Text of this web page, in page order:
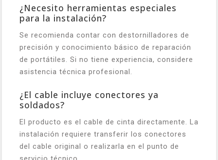
¿Necesito herramientas especiales
para la instalación?
Se recomienda contar con destornilladores de
precisión y conocimiento básico de reparación
de portátiles. Si no tiene experiencia, considere
asistencia técnica profesional.
¿El cable incluye conectores ya
soldados?
El producto es el cable de cinta directamente. La
instalación requiere transferir los conectores
del cable original o realizarla en el punto de